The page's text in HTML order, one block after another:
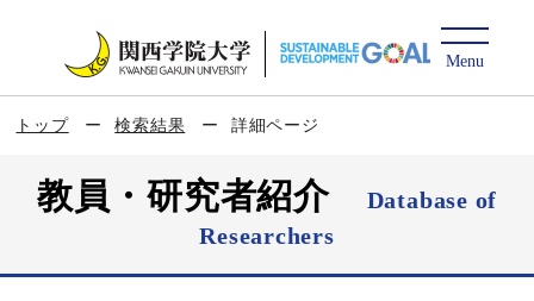
トップ 検索結果 詳細ページ
教員・研究者紹介
Database of
Researchers